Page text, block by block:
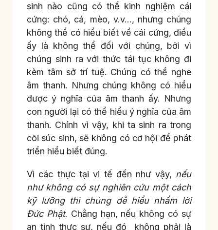
sinh nào cũng có thể kinh nghiệm cái
cứng: chó, cá, mèo, v.v…, nhưng chúng
không thể có hiểu biết về cái cứng, điều
ấy là không thể đối với chúng, bởi vì
chúng sinh ra với thức tái tục không đi
kèm tâm sở trí tuệ. Chúng có thể nghe
âm thanh. Nhưng chúng không có hiểu
được ý nghĩa của âm thanh ấy. Nhưng
con người lại có thể hiểu ý nghĩa của âm
thanh. Chính vì vậy, khi ta sinh ra trong
cõi súc sinh, sẽ không có cơ hội để phát
triển hiểu biết đúng.
Vì các thực tại vi tế đến như vậy, nếu
như không có sự nghiên cứu một cách
kỹ lưỡng thì chúng dễ hiểu nhầm lời
Đức Phật. Chẳng hạn, nếu không có sự
an tịnh thực sự, nếu đó không phải là